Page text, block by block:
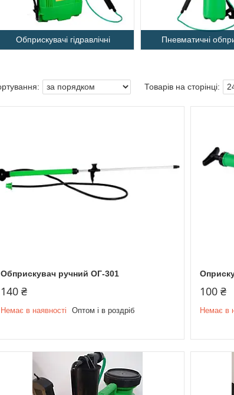
Обприскувачі гідравлічні Пневматичні
Обприскувач ручний ОГ-301
140 ₴
Немає в наявності Оптом і в роздріб
100 ₴
Немає в